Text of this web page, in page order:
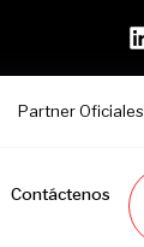
Partner Oficiales
Contáctenos